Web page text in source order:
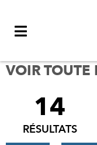
VOIR
FILTRER
RÉSULTATS
14
RÉSULTATS